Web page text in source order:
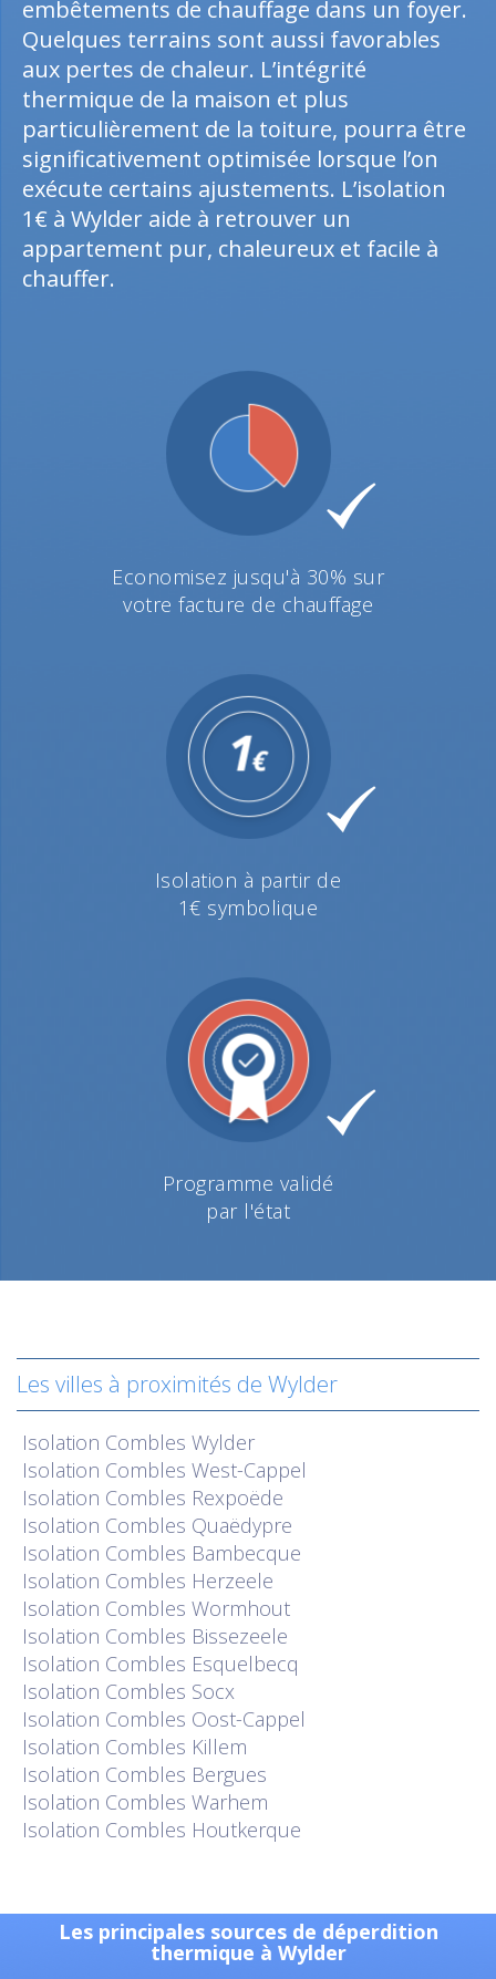
embêtements de chauffage dans un foyer.
Quelques terrains sont aussi favorables
aux pertes de chaleur. L’intégrité
thermique de la maison et plus
particulièrement de la toiture, pourra être
significativement optimisée lorsque l’on
exécute certains ajustements. L’isolation
1€ à Wylder aide à retrouver un
appartement pur, chaleureux et facile à
chauffer.
Economisez jusqu'à 30% sur
votre facture de chauffage
Isolation à partir de
1€ symbolique
Programme validé
par l'état
Les villes à proximités de Wylder
Isolation Combles Wylder
Isolation Combles West-Cappel
Isolation Combles Rexpoëde
Isolation Combles Quaëdypre
Isolation Combles Bambecque
Isolation Combles Herzeele
Isolation Combles Wormhout
Isolation Combles Bissezeele
Isolation Combles Esquelbecq
Isolation Combles Socx
Isolation Combles Oost-Cappel
Isolation Combles Killem
Isolation Combles Bergues
Isolation Combles Warhem
Isolation Combles Houtkerque
Les principales sources de déperdition
thermique à Wylder